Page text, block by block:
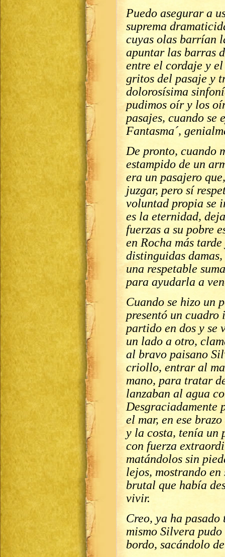
Puedo asegurar a
suprema
cuyas olas barrían
apuntar las barras
entre el cordaje y
gritos del pasaje y
dolorosísima
pudimos oír y los
pasajes, cuando se
Fantasma´,
De pronto, cuando
estampido de un
era un pasajero
juzgar, pero sí
voluntad propia se
es la eternidad,
fuerzas a su pobre
en Rocha más
distinguidas
una respetable
para ayudarla a
Cuando se hizo un
presentó un cuadro
partido en dos y se
un lado a otro,
al bravo paisano
criollo, entrar al
mano, para tratar
lanzaban al agua
Desgraciadamente
el mar, en ese
y la costa, tenía un
con fuerza
matándolos sin
lejos, mostrando
brutal que había
vivir.
Creo, ya ha pasado
mismo Silvera
bordo, sacándolo